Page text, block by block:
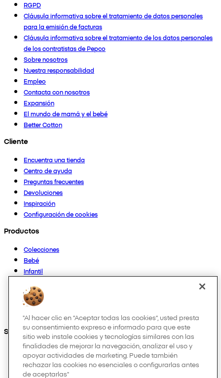
RGPD
Cláusula informativa sobre el tratamiento de datos personales
para la emisión de facturas
Cláusula informativa sobre el tratamiento de los datos personales
de los contratistas de Pepco
Sobre nosotros
Nuestra responsabilidad
Empleo
Contacta con nosotros
Expansión
El mundo de mamá y el bebé
Better Cotton
Cliente
Encuentra una tienda
Centro de ayuda
Preguntas frecuentes
Devoluciones
Inspiración
Configuración de cookies
Productos
Colecciones
Bebé
Infantil
Mujer
Hombre
Otros
Síguenos en:
"Al hacer clic en “Aceptar todas las cookies”, usted presta
su consentimiento expreso e informado para que este
sitio web instale cookies y tecnologías similares con las
finalidades de mejorar la navegación, analizar el uso y
apoyar actividades de marketing. Puede también
rechazar las cookies no esenciales o configurarlas antes
de aceptarlas"